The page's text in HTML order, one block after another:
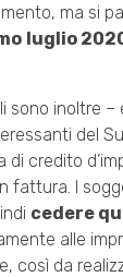
ma si
luglio
sono inoltre –
del
di credito
fattura. I
cedere
alle
così da